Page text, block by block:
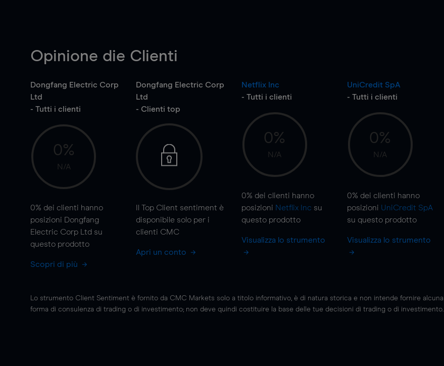
Opinione die Clienti
Dongfang Electric Corp
Ltd
- Tutti i clienti
0%
N/A
0% dei clienti hanno
posizioni Dongfang
Electric Corp Ltd su
questo prodotto
Scopri di più
Dongfang Electric Corp
Ltd
- Clienti top
Il Top Client sentiment è
disponibile solo per i
clienti CMC
Apri un conto
Netflix Inc
- Tutti i clienti
0%
N/A
0% dei clienti hanno
posizioni Netflix Inc su
questo prodotto
Visualizza lo strumento
UniCredit SpA
- Tutti i clienti
0%
N/A
0% dei clienti hanno
posizioni UniCredit SpA
su questo prodotto
Visualizza lo strumento
Lo strumento Client Sentiment è fornito da CMC Markets solo a titolo informativo, è di natura storica e non intende fornire alcuna
forma di consulenza di trading o di investimento; non deve quindi costituire la base delle tue decisioni di trading o di investimento.